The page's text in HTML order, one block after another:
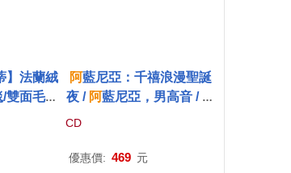
】法蘭絨
雙面毛毯
阿藍尼亞：千禧浪漫聖誕
夜 / 阿藍尼亞，男高音 / 史
密斯指揮倫敦交響樂團(R
stmas Album / Robin S
CD
優惠價: 469 元